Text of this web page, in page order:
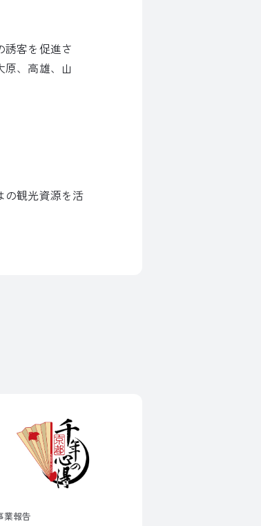
誘客を促進さ
、高雄、山
の観光資源を活
業報告